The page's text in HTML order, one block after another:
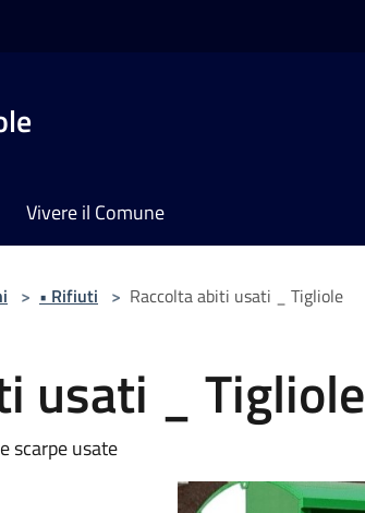
Vivere il Comune
> • Rifiuti > Raccolta abiti usati _ Tigliole
usati _ Tigliole
scarpe usate